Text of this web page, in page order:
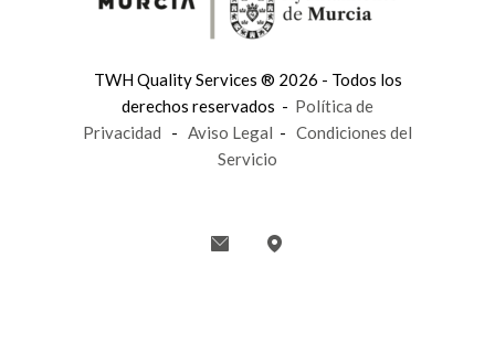
TWH Quality Services ® 2026 - Todos los
derechos reservados - Política de
Privacidad - Aviso Legal - Condiciones del
Servicio